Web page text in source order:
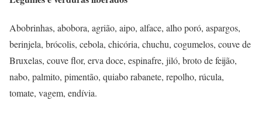
Abobrinhas, abobora, agrião, aipo, alface, alho poró, aspargos,
berinjela, brócolis, cebola, chicória, chuchu, cogumelos, couve de
Bruxelas, couve flor, erva doce, espinafre, jiló, broto de feijão,
nabo, palmito, pimentão, quiabo rabanete, repolho, rúcula,
tomate, vagem, endívia.